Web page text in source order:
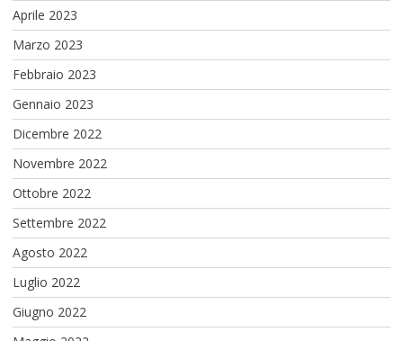
Aprile 2023
Marzo 2023
Febbraio 2023
Gennaio 2023
Dicembre 2022
Novembre 2022
Ottobre 2022
Settembre 2022
Agosto 2022
Luglio 2022
Giugno 2022